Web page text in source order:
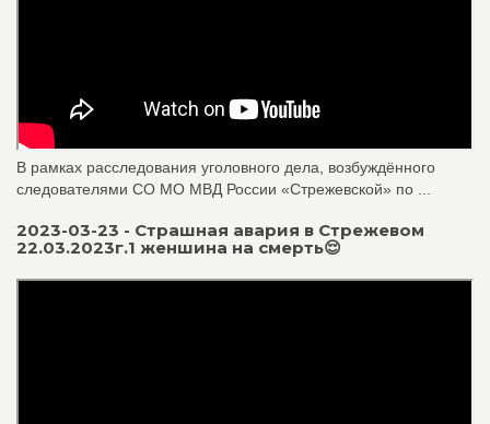
В рамках расследования уголовного дела, возбуждённого
следователями СО МО МВД России «Стрежевской» по ...
2023-03-23 - Страшная авария в Стрежевом
22.03.2023г.1 женшина на смерть😌